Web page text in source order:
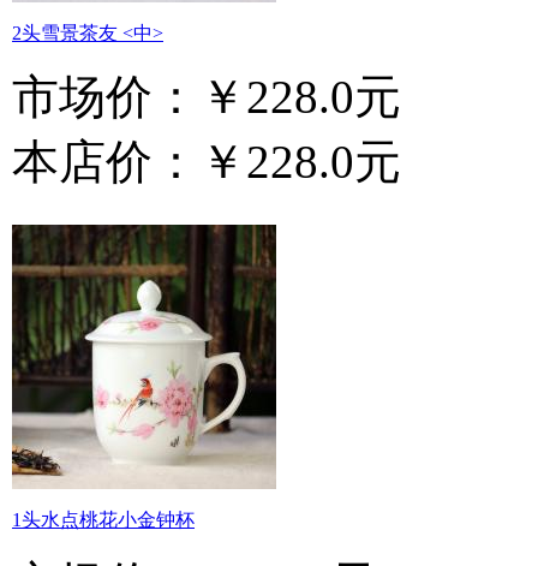
2头雪景茶友 <中>
市场价：
￥228.0元
本店价：
￥228.0元
1头水点桃花小金钟杯